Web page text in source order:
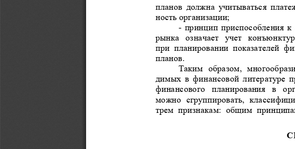
планов  должна  учитываться
ность организации;
- принцип приспособления к
рынка  означает  учет
при  планировании  показателей
планов.
Таким  образом,
димых  в финансовой литературе
финансового  планирования
в
можно  сгруппировать,
трем  признакам:  общим